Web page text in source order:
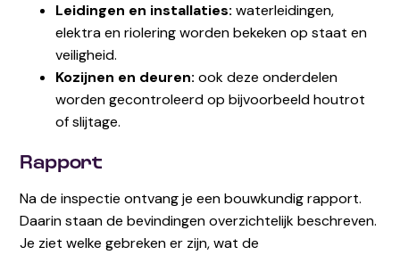
Leidingen en installaties: waterleidingen,
elektra en riolering worden bekeken op staat en
veiligheid.
Kozijnen en deuren: ook deze onderdelen
worden gecontroleerd op bijvoorbeeld houtrot
of slijtage.
Rapport
Na de inspectie ontvang je een bouwkundig rapport.
Daarin staan de bevindingen overzichtelijk beschreven.
Je ziet welke gebreken er zijn, wat de